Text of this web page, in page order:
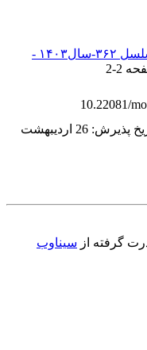
دوره 33، مجله پیام زن اردیبهشت-مسلسل ۳۶۲-سال۱۴۰۳ -
2-2
10.22081/
پذیرش:
26 اردیبهشت
گرفته از سیناوب